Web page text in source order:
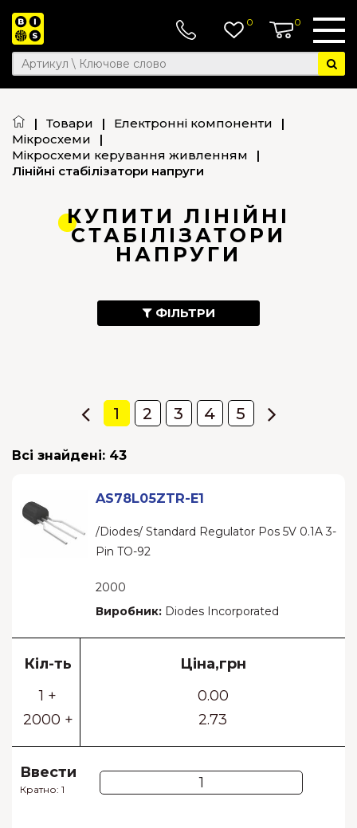
0 0
| Товари | Електронні компоненти
|
Мікросхеми
|
Мікросхеми керування живленням
|
Лінійні стабілізатори напруги
КУПИТИ ЛІНІЙНІ
СТАБІЛІЗАТОРИ
НАПРУГИ
ФІЛЬТРИ
1 2 3 4 5
Всі знайдені: 43
AS78L05ZTR-E1
/Diodes/ Standard Regulator Pos 5V 0.1A 3-
Pin TO-92
2000
Виробник: Diodes Incorporated
Кіл-ть
1 +
2000 +
Ціна,грн
0.00
2.73
Ввести
Кратно: 1